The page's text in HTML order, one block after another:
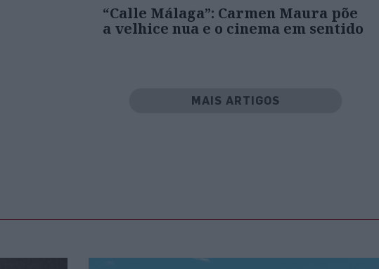
“Calle Málaga”: Carmen Maura põe
a velhice nua e o cinema em sentido
MAIS ARTIGOS